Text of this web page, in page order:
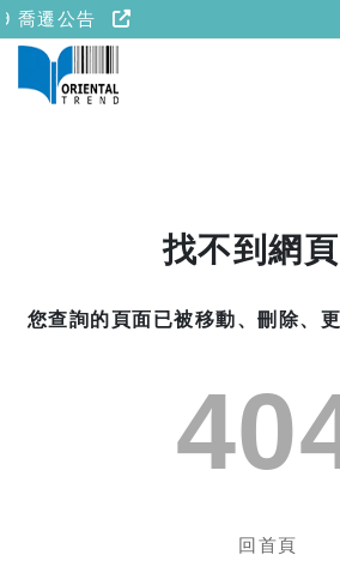
喬遷公告
找不到網頁
您查詢的頁面已被移動、刪除、
回首頁